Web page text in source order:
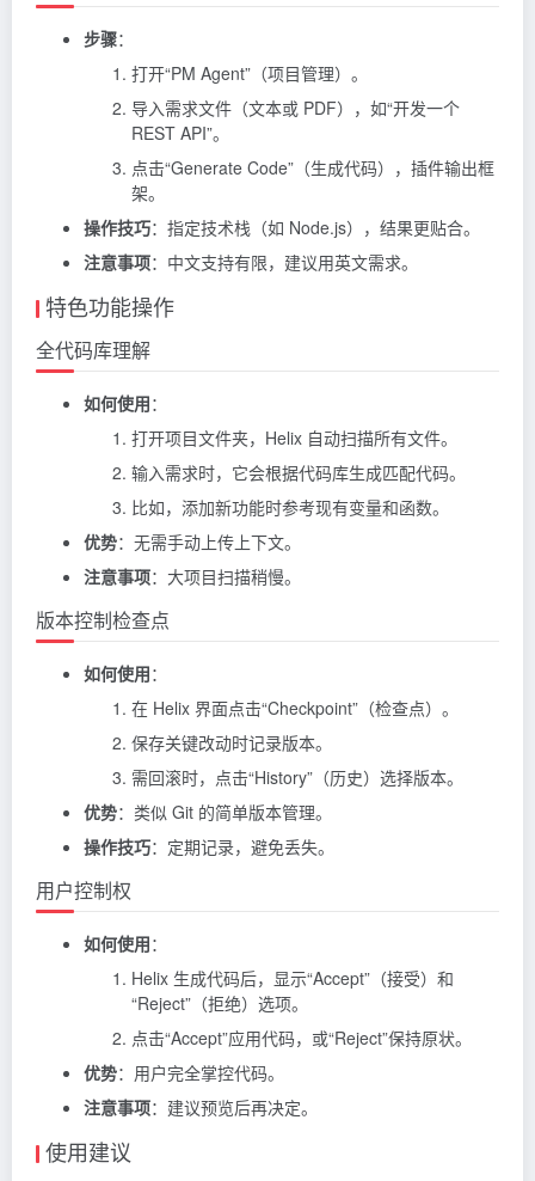
步骤：
打开“PM Agent”（项目管理）。
导入需求文件（文本或 PDF），如“开发一个
REST API”。
点击“Generate Code”（生成代码），插件输出框
架。
操作技巧：指定技术栈（如 Node.js），结果更贴合。
注意事项：中文支持有限，建议用英文需求。
特色功能操作
全代码库理解
如何使用：
打开项目文件夹，Helix 自动扫描所有文件。
输入需求时，它会根据代码库生成匹配代码。
比如，添加新功能时参考现有变量和函数。
优势：无需手动上传上下文。
注意事项：大项目扫描稍慢。
版本控制检查点
如何使用：
在 Helix 界面点击“Checkpoint”（检查点）。
保存关键改动时记录版本。
需回滚时，点击“History”（历史）选择版本。
优势：类似 Git 的简单版本管理。
操作技巧：定期记录，避免丢失。
用户控制权
如何使用：
Helix 生成代码后，显示“Accept”（接受）和
“Reject”（拒绝）选项。
点击“Accept”应用代码，或“Reject”保持原状。
优势：用户完全掌控代码。
注意事项：建议预览后再决定。
使用建议